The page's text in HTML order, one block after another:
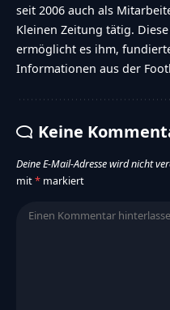
seit 2006 auch als
Kleinen Zeitung tätig.
ermöglicht es ihm,
Informationen aus der
Keine
Deine E-Mail-Adresse wird nicht
mit* markiert